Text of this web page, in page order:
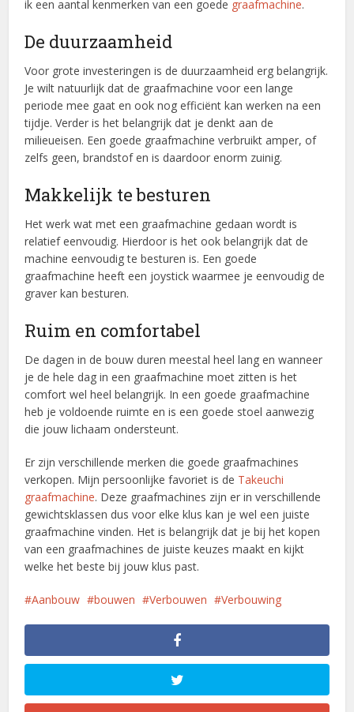
ik een aantal kenmerken van een goede graafmachine.
De duurzaamheid
Voor grote investeringen is de duurzaamheid erg belangrijk.
Je wilt natuurlijk dat de graafmachine voor een lange
periode mee gaat en ook nog efficiënt kan werken na een
tijdje. Verder is het belangrijk dat je denkt aan de
milieueisen. Een goede graafmachine verbruikt amper, of
zelfs geen, brandstof en is daardoor enorm zuinig.
Makkelijk te besturen
Het werk wat met een graafmachine gedaan wordt is
relatief eenvoudig. Hierdoor is het ook belangrijk dat de
machine eenvoudig te besturen is. Een goede
graafmachine heeft een joystick waarmee je eenvoudig de
graver kan besturen.
Ruim en comfortabel
De dagen in de bouw duren meestal heel lang en wanneer
je de hele dag in een graafmachine moet zitten is het
comfort wel heel belangrijk. In een goede graafmachine
heb je voldoende ruimte en is een goede stoel aanwezig
die jouw lichaam ondersteunt.
Er zijn verschillende merken die goede graafmachines
verkopen. Mijn persoonlijke favoriet is de Takeuchi
graafmachine. Deze graafmachines zijn er in verschillende
gewichtsklassen dus voor elke klus kan je wel een juiste
graafmachine vinden. Het is belangrijk dat je bij het kopen
van een graafmachines de juiste keuzes maakt en kijkt
welke het beste bij jouw klus past.
Aanbouw bouwen Verbouwen Verbouwing